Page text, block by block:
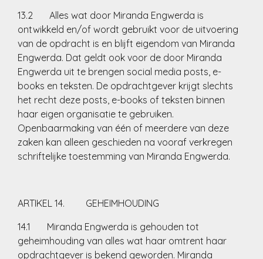
13.2 Alles wat door Miranda Engwerda is
ontwikkeld en/of wordt gebruikt voor de uitvoering
van de opdracht is en blijft eigendom van Miranda
Engwerda. Dat geldt ook voor de door Miranda
Engwerda uit te brengen social media posts, e-
books en teksten. De opdrachtgever krijgt slechts
het recht deze posts, e-books of teksten binnen
haar eigen organisatie te gebruiken.
Openbaarmaking van één of meerdere van deze
zaken kan alleen geschieden na vooraf verkregen
schriftelijke toestemming van Miranda Engwerda.
ARTIKEL 14. GEHEIMHOUDING
14.1 Miranda Engwerda is gehouden tot
geheimhouding van alles wat haar omtrent haar
opdrachtgever is bekend geworden. Miranda